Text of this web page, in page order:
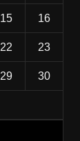
15 16
22 23
29 30